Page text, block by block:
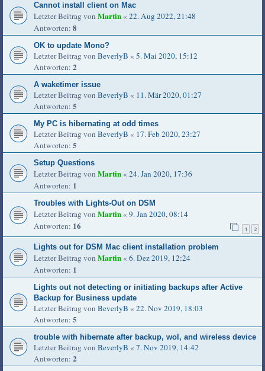
Cannot install client on Mac
Letzter Beitrag von Martin « 22. Aug 2022, 21:48
Antworten: 8
OK to update Mono?
Letzter Beitrag von BeverlyB « 5. Mai 2020, 15:12
Antworten: 2
A waketimer issue
Letzter Beitrag von BeverlyB « 11. Mär 2020, 01:27
Antworten: 5
My PC is hibernating at odd times
Letzter Beitrag von BeverlyB « 17. Feb 2020, 23:27
Antworten: 5
Setup Questions
Letzter Beitrag von Martin « 24. Jan 2020, 17:36
Antworten: 1
Troubles with Lights-Out on DSM
Letzter Beitrag von Martin « 9. Jan 2020, 08:14
Antworten: 16 1 2
Lights out for DSM Mac client installation problem
Letzter Beitrag von Martin « 6. Dez 2019, 12:24
Antworten: 1
Lights out not detecting or initiating backups after Active
Backup for Business update
Letzter Beitrag von BeverlyB « 22. Nov 2019, 18:03
Antworten: 5
trouble with hibernate after backup, wol, and wireless device
Letzter Beitrag von BeverlyB « 7. Nov 2019, 14:42
Antworten: 2